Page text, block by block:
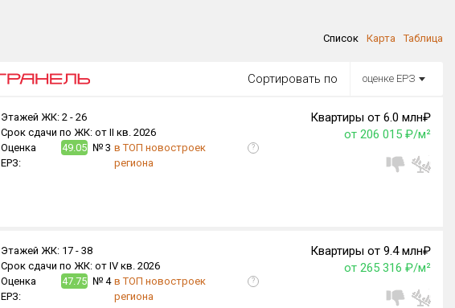
Список Карта Таблица
Сортировать по оценке ЕРЗ
Этажей ЖК: 2 - 26
Срок сдачи по ЖК: от II кв. 2026
Оценка
ЕРЗ:
49.05 № 3 в ТОП новостроек
региона
?
Квартиры от 6.0 млн₽
от 206 015 ₽/м²
Этажей ЖК: 17 - 38
Срок сдачи по ЖК: от IV кв. 2026
Оценка
ЕРЗ:
47.75 № 4 в ТОП новостроек
региона
?
Квартиры от 9.4 млн₽
от 265 316 ₽/м²